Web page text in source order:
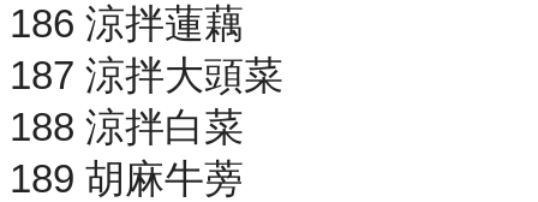
186 涼拌蓮藕
187 涼拌大頭菜
188 涼拌白菜
189 胡麻牛蒡